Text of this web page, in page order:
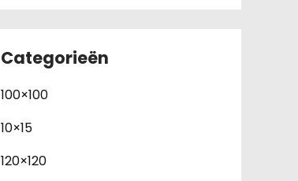
Categorieën
100×100
10×15
120×120